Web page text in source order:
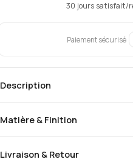
30 jours satisfait/
Paiement sécurisé
Description
Matière & Finition
Livraison & Retour